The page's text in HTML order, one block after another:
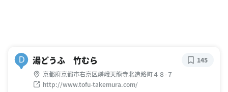
D 湯どうふ 竹むら
京都府京都市右京区嵯峨天龍寺北造路町４８-７
http://www.tofu-takemura.com/
145